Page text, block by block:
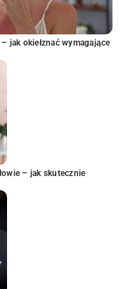
jak okiełznać wymagające
– jak skutecznie